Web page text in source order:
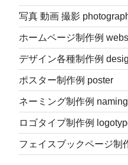
写真 動画 撮影
ホームページ制作例
デザイン各種制作例
ポスター制作例 poster
ネーミング制作例 naming
ロゴタイプ制作例
フェイスブックページ制